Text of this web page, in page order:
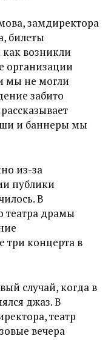
замдиректора
билеты
как возникли
организации
мы не могли
забито
и баннеры мы
из-за
публики
В
театра драмы
три концерта в
случай, когда в
джаз. В
театр
вечера